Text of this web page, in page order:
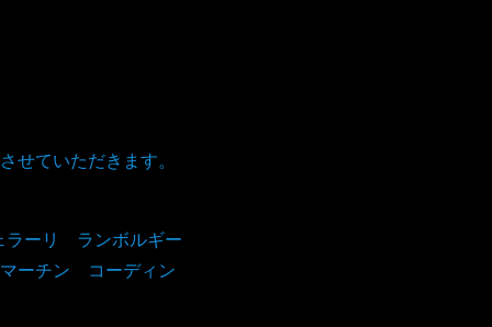
ていただきます。
ーリ ランボルギー
ーチン コーディン